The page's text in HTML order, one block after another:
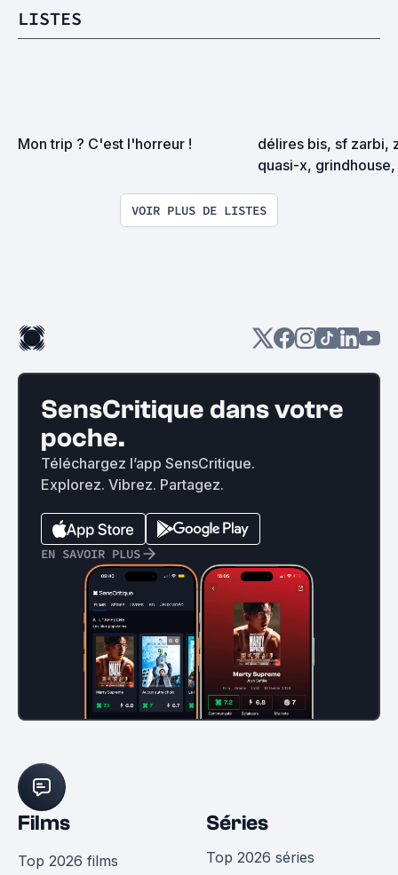
LISTES
Mon trip ? C'est l'horreur !
délires bis, sf zarbi,
quasi-x,
VOIR PLUS DE LISTES
SensCritique dans votre
poche.
Téléchargez l’app SensCritique.
Explorez. Vibrez. Partagez.
EN SAVOIR PLUS
Films
Top 2026 films
Séries
Top 2026 séries